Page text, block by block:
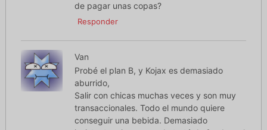
de pagar unas copas?
Responder
Van
Probé el plan B, y Kojax es demasiado
aburrido,
Salir con chicas muchas veces y son muy
transaccionales. Todo el mundo quiere
conseguir una bebida. Demasiado